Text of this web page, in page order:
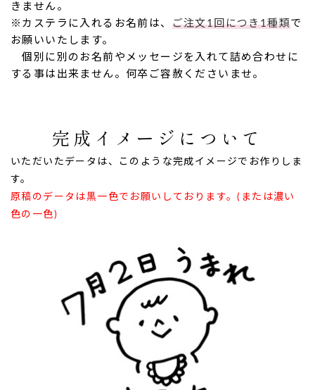
きません。
※カステラに入れるお名前は、 ご注文1回につき1種類で
お願いいたします。
個別に別のお名前やメッセージを入れて詰め合わせに
する事は出来ません。何卒ご容赦くださいませ。
完成イメージについて
いただいたデータは、このような完成イメージでお作りしま
す。
原稿のデータは黒一色でお願いしております。(または濃い
色の一色)